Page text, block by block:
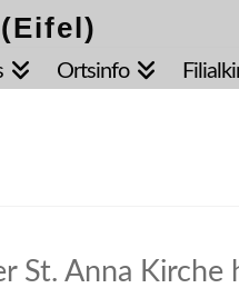
Ortsinfo
St. Anna Kirche